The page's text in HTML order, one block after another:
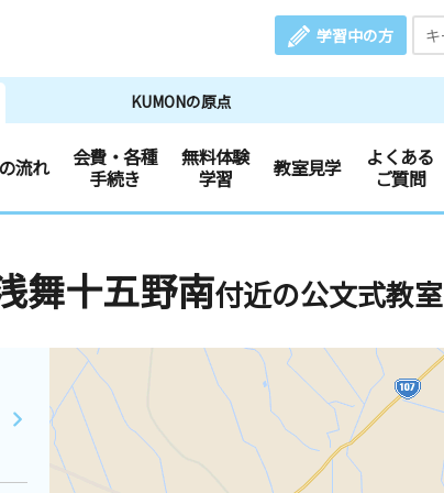
学習中の方
KUMONの原点
流れ
会費・各種
手続き
無料体験
学習
教室見学
よくある
ご質問
舞十五野南付近の公文式教室